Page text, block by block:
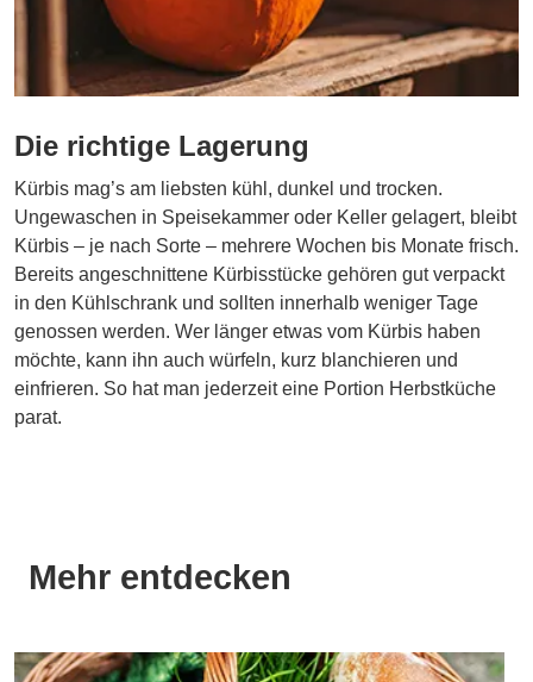
Die richtige Lagerung
Kürbis mag’s am liebsten kühl, dunkel und trocken.
Ungewaschen in Speisekammer oder Keller gelagert, bleibt
Kürbis – je nach Sorte – mehrere Wochen bis Monate frisch.
Bereits angeschnittene Kürbisstücke gehören gut verpackt
in den Kühlschrank und sollten innerhalb weniger Tage
genossen werden. Wer länger etwas vom Kürbis haben
möchte, kann ihn auch würfeln, kurz blanchieren und
einfrieren. So hat man jederzeit eine Portion Herbstküche
parat.
Mehr entdecken